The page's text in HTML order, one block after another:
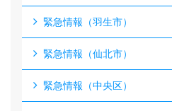
緊急情報（羽生市）
緊急情報（仙北市）
緊急情報（中央区）